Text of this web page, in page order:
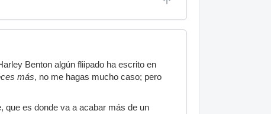
Benton algún fliipado ha escrito en
más, no me hagas mucho caso; pero
que es donde va a acabar más de un